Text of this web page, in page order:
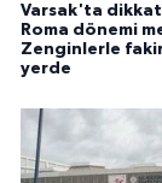
Varsak'ta dikkat
Roma dönemi
Zenginlerle
yerde